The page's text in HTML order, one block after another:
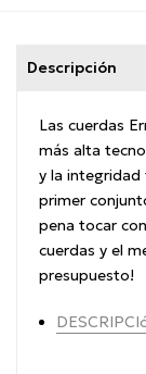
Descripción
Las cuerdas
más alta
y la integridad
primer
pena tocar
cuerdas y el
presupuesto!